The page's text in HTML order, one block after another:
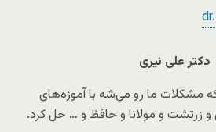
دکتر علی نیری
مشکلات ما رو می‌شه با آموزه‌های
زرتشت و مولانا و حافظ و … حل کرد.